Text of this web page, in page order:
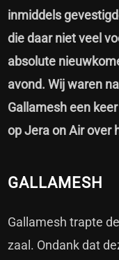
inmiddels
die daar niet veel
absolute
avond. Wij waren
Gallamesh een
op Jera on Air over
GALLAMESH
Gallamesh trapte
zaal. Ondank dat